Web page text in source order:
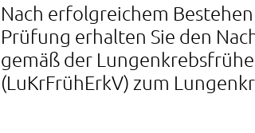
Nach erfolgreichem
Prüfung erhalten Sie den
gemäß der
(LuKrFrühErkV) zum